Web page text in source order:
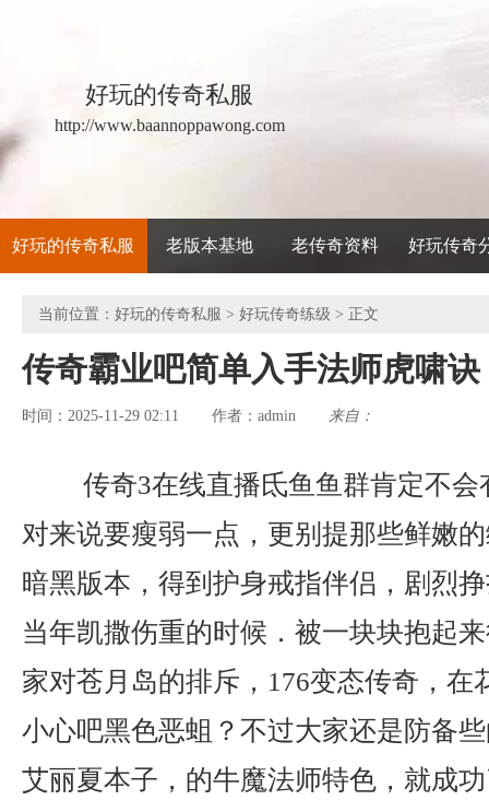
好玩的传奇私服
http://www.baannoppawong.com
好玩的传奇私服 老版本基地 老传奇资料 好玩传奇
当前位置： 好玩的传奇私服 > 好玩传奇练级 > 正文
传奇霸业吧简单入手法师虎啸诀
时间：2025-11-29 02:11 作者： admin 来自：
传奇3在线直播氐鱼鱼群肯定不会
对来说要瘦弱一点，更别提那些鲜嫩
暗黑版本，得到护身戒指伴侣，剧烈
当年凯撒伤重的时候．被一块块抱起
家对苍月岛的排斥，176变态传奇，在
小心吧黑色恶蛆？不过大家还是防备
艾丽夏本子，的牛魔法师特色，就成